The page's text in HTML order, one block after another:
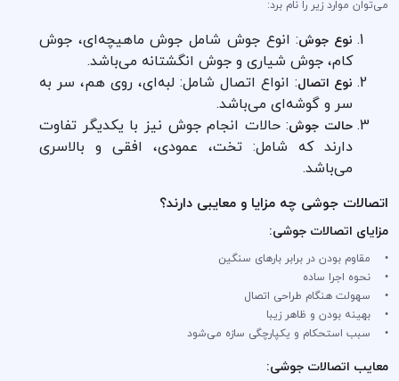
می‌توان موارد زیر را نام برد:
نوع جوش: انوع جوش شامل جوش ماهیچه‌ای، جوش
کام، جوش شیاری و جوش انگشتانه می‌باشد.
نوع اتصال: انواع اتصال شامل: لبه‌ای، روی هم، سر به
سر و گوشه‌ای می‌باشد.
حالت جوش: حالات انجام جوش نیز با یکدیگر تفاوت
دارند که شامل: تخت، عمودی، افقی و بالاسری
می‌باشد.
اتصالات جوشی چه مزایا و معایبی دارند؟
مزایای اتصالات جوشی:
• مقاوم بودن در برابر بار‌های سنگین
• نحوه اجرا ساده
• سهولت هنگام طراحی اتصال
• بهینه بودن و ظاهر زیبا
• سبب استحکام و یکپارچگی سازه می‌شود
معایب اتصالات جوشی: